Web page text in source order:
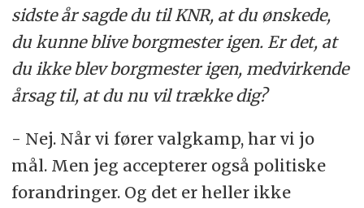
sidste år sagde du til KNR, at du ønskede,
du kunne blive borgmester igen. Er det, at
du ikke blev borgmester igen, medvirkende
årsag til, at du nu vil trække dig?
- Nej. Når vi fører valgkamp, har vi jo
mål. Men jeg accepterer også politiske
forandringer. Og det er heller ikke